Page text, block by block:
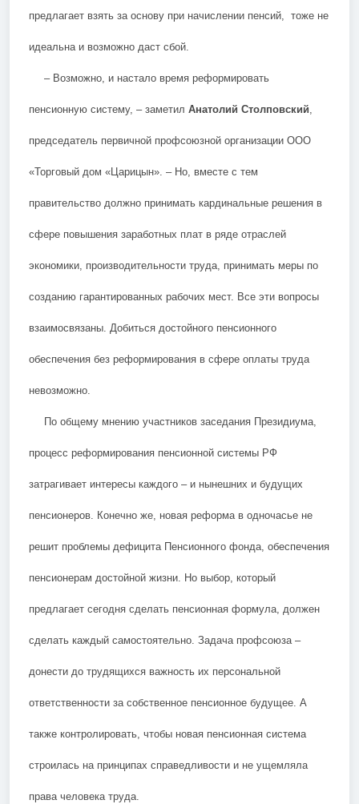
предлагает взять за основу при начислении пенсий, тоже не
идеальна и возможно даст сбой.
– Возможно, и настало время реформировать
пенсионную систему, – заметил Анатолий Столповский,
председатель первичной профсоюзной организации ООО
«Торговый дом «Царицын». – Но, вместе с тем
правительство должно принимать кардинальные решения в
сфере повышения заработных плат в ряде отраслей
экономики, производительности труда, принимать меры по
созданию гарантированных рабочих мест. Все эти вопросы
взаимосвязаны. Добиться достойного пенсионного
обеспечения без реформирования в сфере оплаты труда
невозможно.
По общему мнению участников заседания Президиума,
процесс реформирования пенсионной системы РФ
затрагивает интересы каждого – и нынешних и будущих
пенсионеров. Конечно же, новая реформа в одночасье не
решит проблемы дефицита Пенсионного фонда, обеспечения
пенсионерам достойной жизни. Но выбор, который
предлагает сегодня сделать пенсионная формула, должен
сделать каждый самостоятельно. Задача профсоюза –
донести до трудящихся важность их персональной
ответственности за собственное пенсионное будущее. А
также контролировать, чтобы новая пенсионная система
строилась на принципах справедливости и не ущемляла
права человека труда.